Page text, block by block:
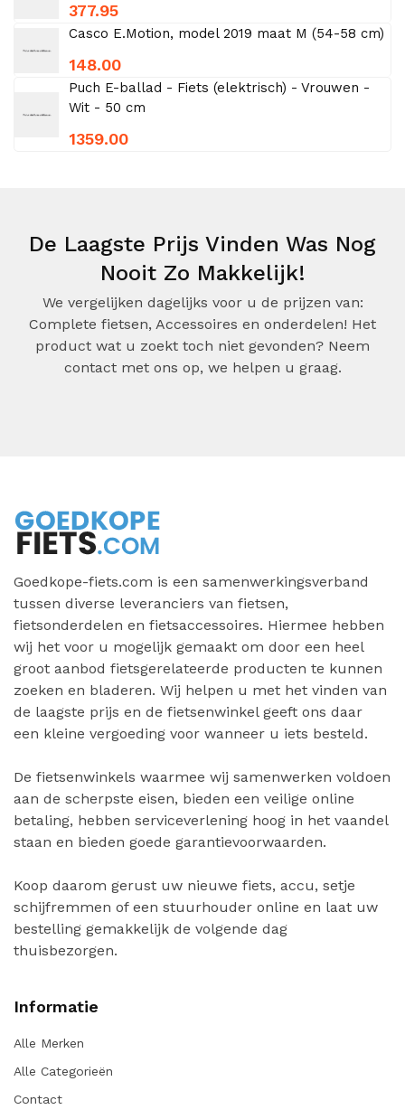
377.95
Casco E.Motion, model 2019 maat M (54-58 cm)
148.00
Puch E-ballad - Fiets (elektrisch) - Vrouwen -
Wit - 50 cm
1359.00
De Laagste Prijs Vinden Was Nog
Nooit Zo Makkelijk!
We vergelijken dagelijks voor u de prijzen van:
Complete fietsen, Accessoires en onderdelen! Het
product wat u zoekt toch niet gevonden? Neem
contact met ons op, we helpen u graag.
Goedkope-fiets.com is een samenwerkingsverband
tussen diverse leveranciers van fietsen,
fietsonderdelen en fietsaccessoires. Hiermee hebben
wij het voor u mogelijk gemaakt om door een heel
groot aanbod fietsgerelateerde producten te kunnen
zoeken en bladeren. Wij helpen u met het vinden van
de laagste prijs en de fietsenwinkel geeft ons daar
een kleine vergoeding voor wanneer u iets besteld.
De fietsenwinkels waarmee wij samenwerken voldoen
aan de scherpste eisen, bieden een veilige online
betaling, hebben serviceverlening hoog in het vaandel
staan en bieden goede garantievoorwaarden.
Koop daarom gerust uw nieuwe fiets, accu, setje
schijfremmen of een stuurhouder online en laat uw
bestelling gemakkelijk de volgende dag
thuisbezorgen.
Informatie
Alle Merken
Alle Categorieën
Contact